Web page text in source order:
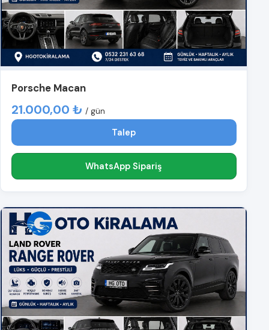
Porsche Macan
21.000,00 ₺ / gün
Talep
WhatsApp Sipariş